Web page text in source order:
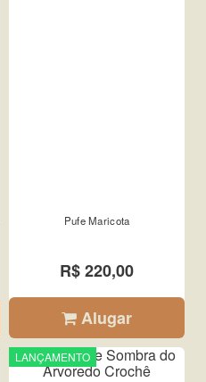
Pufe Maricota
R$ 220,00
Alugar
LANÇAMENTO